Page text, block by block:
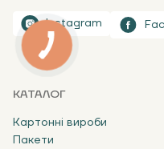
Instagram
КАТАЛОГ
Картонні вироби
Пакети